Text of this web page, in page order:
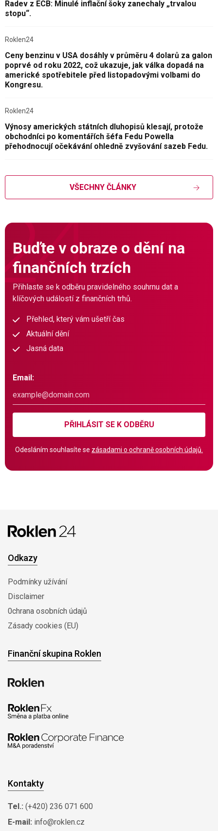
Radev z ECB: Minulé inflační šoky zanechaly „trvalou
stopu“.
Roklen24
Ceny benzinu v USA dosáhly v průměru 4 dolarů za galon
poprvé od roku 2022, což ukazuje, jak válka dopadá na
americké spotřebitele před listopadovými volbami do
Kongresu.
Roklen24
Výnosy amerických státních dluhopisů klesají, protože
obchodníci po komentářích šéfa Fedu Powella
přehodnocují očekávání ohledně zvyšování sazeb Fedu.
VŠECHNY ČLÁNKY
Buďte v obraze o dění na
finančních trzích
Přihlaste se k odběru pravidelného souhrnu dat a
klíčových událostí z finančních trhů.
Přehled, který vám ušetří čas
Aktuální dění
Jasná data
Email:
PŘIHLÁSIT SE K ODBĚRU
Odesláním souhlasíte se zásadami o ochraně osobních údajů.
Odkazy
Podmínky užívání
Disclaimer
0chrana osobních údajů
Zásady cookies (EU)
Finanční skupina Roklen
Kontakty
Tel.: (+420) 236 071 600
E-mail: info@roklen.cz